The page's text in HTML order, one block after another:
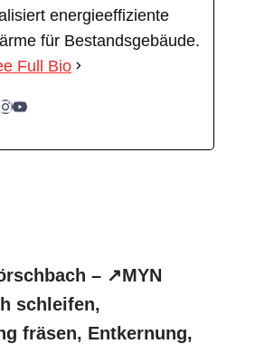
energieeffiziente
für Bestandsgebäude.
Full Bio
– ↗️MYN
schleifen,
fräsen, Entkernung,